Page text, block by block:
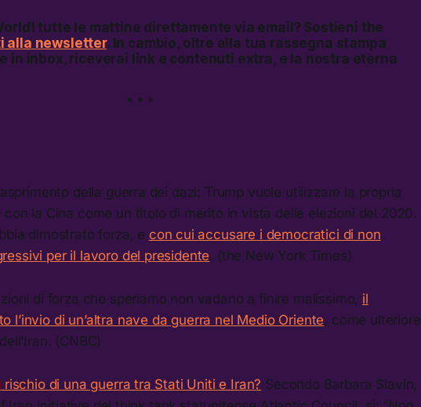
tutte le mattine direttamente via email? Sostieni the
alla newsletter. In cambio, oltre alla tua rassegna stampa
in inbox, riceverai link e contenuti extra, e la nostra eterna
* * *
della guerra dei dazi: Trump vuole utilizzare la propria
la Cina come un titolo di merito in vista delle elezioni del 2020.
dimostrato forza, e con cui accusare i democratici di non
per il lavoro del presidente. (the New York Times)
di forza che speriamo non vadano a finire malissimo, il
l’invio di un’altra nave da guerra nel Medio Oriente, come ulteriore
(CNBC)
di una guerra tra Stati Uniti e Iran? Secondo Barbara Slavin,